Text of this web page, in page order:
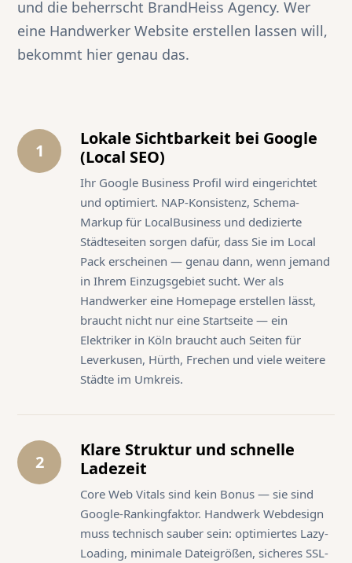
und die beherrscht BrandHeiss Agency. Wer
eine Handwerker Website erstellen lassen will,
bekommt hier genau das.
1
Lokale Sichtbarkeit bei Google
(Local SEO)
Ihr Google Business Profil wird eingerichtet
und optimiert. NAP-Konsistenz, Schema-
Markup für LocalBusiness und dedizierte
Städteseiten sorgen dafür, dass Sie im Local
Pack erscheinen — genau dann, wenn jemand
in Ihrem Einzugsgebiet sucht. Wer als
Handwerker eine Homepage erstellen lässt,
braucht nicht nur eine Startseite — ein
Elektriker in Köln braucht auch Seiten für
Leverkusen, Hürth, Frechen und viele weitere
Städte im Umkreis.
2
Klare Struktur und schnelle
Ladezeit
Core Web Vitals sind kein Bonus — sie sind
Google-Rankingfaktor. Handwerk Webdesign
muss technisch sauber sein: optimiertes Lazy-
Loading, minimale Dateigrößen, sicheres SSL-